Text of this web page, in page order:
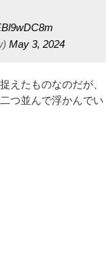
May 3, 2024
えたものなのだが、
つ並んで浮かんでい